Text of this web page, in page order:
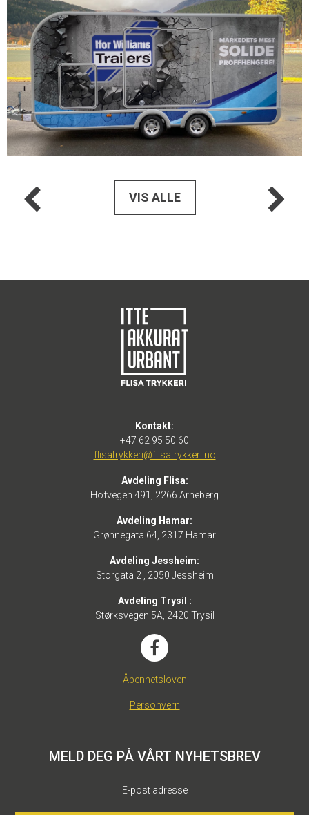
VIS ALLE
Kontakt:
+47 62 95 50 60
flisatrykkeri@flisatrykkeri.no
Avdeling Flisa:
Hofvegen 491, 2266 Arneberg
Avdeling Hamar:
Grønnegata 64, 2317 Hamar
Avdeling Jessheim:
Storgata 2 , 2050 Jessheim
Avdeling Trysil :
Størksvegen 5A, 2420 Trysil
Åpenhetsloven
Personvern
MELD DEG PÅ VÅRT NYHETSBREV